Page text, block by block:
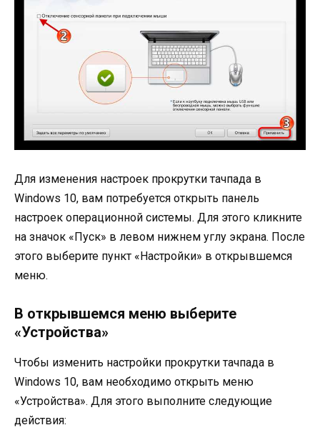
Для изменения настроек прокрутки тачпада в
Windows 10, вам потребуется открыть панель
настроек операционной системы. Для этого кликните
на значок «Пуск» в левом нижнем углу экрана. После
этого выберите пункт «Настройки» в открывшемся
меню.
В открывшемся меню выберите
«Устройства»
Чтобы изменить настройки прокрутки тачпада в
Windows 10, вам необходимо открыть меню
«Устройства». Для этого выполните следующие
действия: